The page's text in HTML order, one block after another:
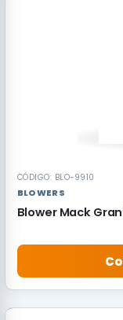
CÓDIGO: BLO-9910
BLOWERS
Blower Mack